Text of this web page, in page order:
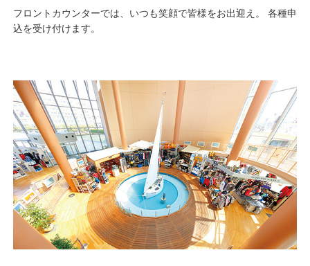
フロントカウンターでは、いつも笑顔で皆様をお出迎え。 各種申
込を受け付けます。